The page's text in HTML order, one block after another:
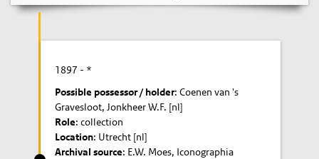
1897 - *
Possible possessor / holder: Coenen van 's
Gravesloot, Jonkheer W.F. [nl]
Role: collection
Location: Utrecht [nl]
Archival source: E.W. Moes, Iconographia